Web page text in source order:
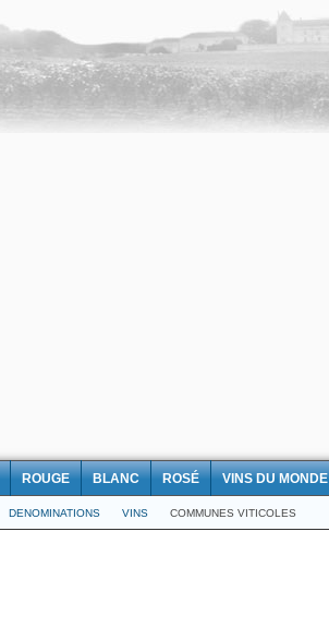
ROUGE BLANC ROSÉ VINS DU MONDE
DENOMINATIONS VINS COMMUNES VITICOLES